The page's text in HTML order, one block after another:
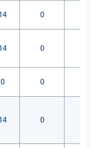
0
0
0 0
0